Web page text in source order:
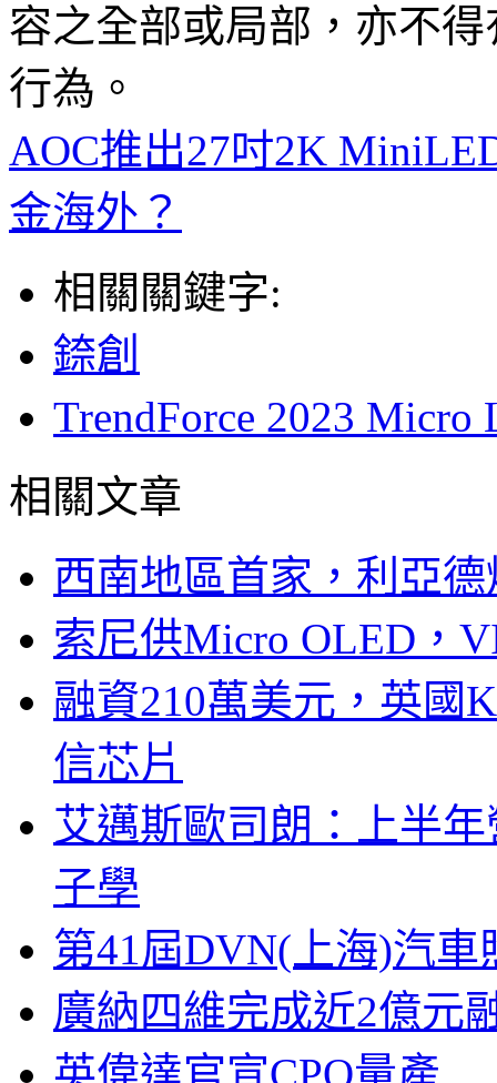
容之全部或局部，亦不
行為。
AOC推出27吋2K
金海外？
相關關鍵字:
錼創
TrendForce 2023
相關文章
西南地區首家，利亞
索尼供Micro OLED，
融資210萬美元，英國
信芯片
艾邁斯歐司朗：上半
子學
第41屆DVN(上海)汽
廣納四維完成近2億元
英偉達官宣CPO量產